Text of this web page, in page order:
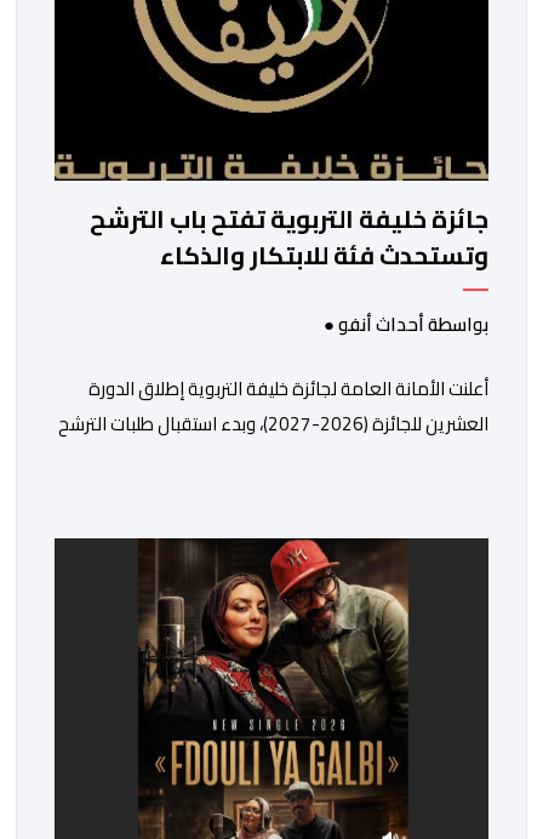
جائزة خليفة التربوية تفتح باب الترشح
وتستحدث فئة للابتكار والذكاء
الاصطناعي
بواسطة أحداث أنفو ●
أعلنت الأمانة العامة لجائزة خليفة التربوية إطلاق الدورة
العشرين للجائزة (2026-2027)، وبدء استقبال طلبات الترشح
مرور عشرين عاماً على انطلاق الجائزة، وتشهد للمرة الأولى
استحداث فئة “الابتكار والذكاء الاصطناعي في التعليم”، إلى